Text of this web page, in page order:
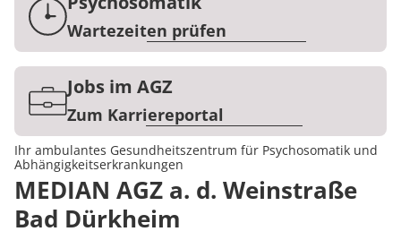
KarriereWartezeiten prüfen
Jobs im AGZ
Zum Karriereportal
Ihr ambulantes Gesundheitszentrum für Psychosomatik und
Abhängigkeitserkrankungen
MEDIAN AGZ a. d. Weinstraße
Bad Dürkheim